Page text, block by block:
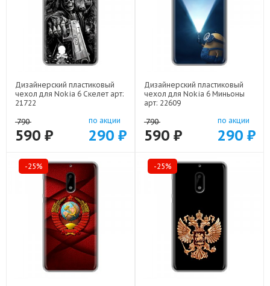
Дизайнерский пластиковый
чехол для Nokia 6 Скелет арт:
21722
790
590 ₽
по акции
290 ₽
Дизайнерский пластиковый
чехол для Nokia 6 Миньоны
арт: 22609
790
590 ₽
по акции
290 ₽
-25% -25%